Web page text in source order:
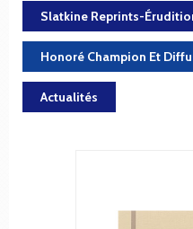
Slatkine Reprints-
Honoré Champion Et
Actualités